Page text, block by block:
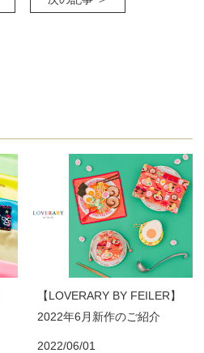
【LOVERARY BY FEILER】
2022年6月新作のご紹介
2022/06/01